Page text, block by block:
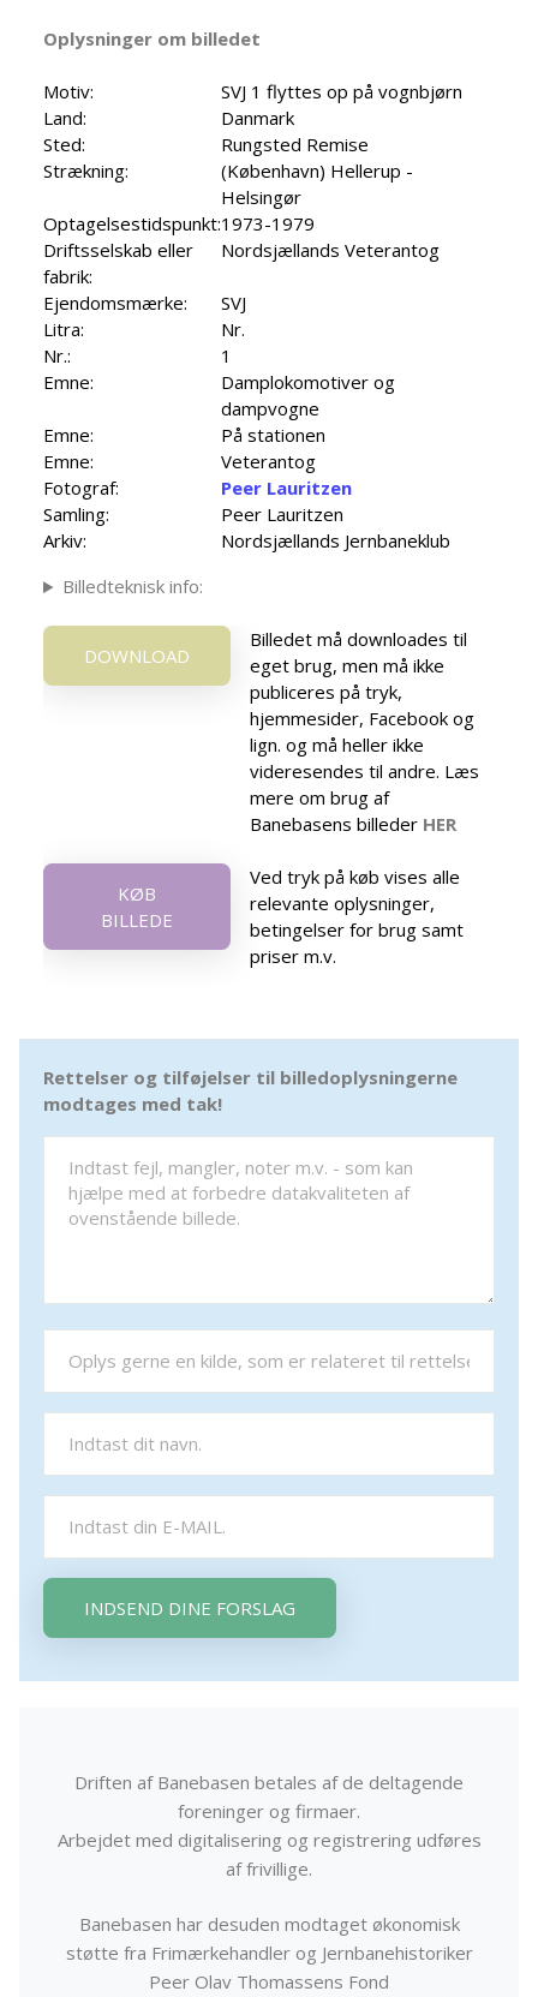
Oplysninger om billedet
Motiv:
SVJ 1 flyttes op på vognbjørn
Land:
Danmark
Sted:
Rungsted Remise
Strækning:
(København) Hellerup -
Helsingør
Optagelsestidspunkt:1973-1979
Driftsselskab eller
fabrik:
Nordsjællands Veterantog
Ejendomsmærke:
SVJ
Litra:
Nr.
Nr.:
1
Emne:
Damplokomotiver og
dampvogne
Emne:
På stationen
Emne:
Veterantog
Fotograf:
Peer Lauritzen
Samling:
Peer Lauritzen
Arkiv:
Nordsjællands Jernbaneklub
Billedteknisk info:
DOWNLOAD
Billedet må downloades til
eget brug, men må ikke
publiceres på tryk,
hjemmesider, Facebook og
lign. og må heller ikke
videresendes til andre. Læs
mere om brug af
Banebasens billeder HER
KØB
BILLEDE
Ved tryk på køb vises alle
relevante oplysninger,
betingelser for brug samt
priser m.v.
Rettelser og tilføjelser til billedoplysningerne
modtages med tak!
INDSEND DINE FORSLAG
Driften af Banebasen betales af de deltagende
foreninger og firmaer.
Arbejdet med digitalisering og registrering udføres
af frivillige.
Banebasen har desuden modtaget økonomisk
støtte fra Frimærkehandler og Jernbanehistoriker
Peer Olav Thomassens Fond